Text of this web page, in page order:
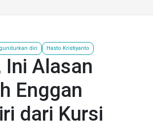
diri Hasto Kristiyanto
Alasan
Enggan
dari Kursi